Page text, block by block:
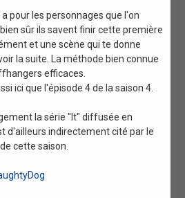
pour les personnages que l'on
sûr ils savent finir cette première
et une scène qui te donne
la suite. La méthode bien connue
efficaces.
ici que l'épisode 4 de la saison 4.
la série "It" diffusée en
d'ailleurs indirectement cité par le
cette saison.